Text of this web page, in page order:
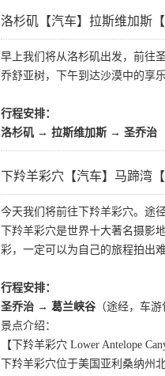
洛杉矶【汽车】拉斯维加斯
早上我们将从洛杉矶出发，前往
乔舒亚树，下午到达沙漠中的享
行程安排：
洛杉矶 → 拉斯维加斯 → 圣乔治
下羚羊彩穴【汽车】马蹄湾
今天我们将前往下羚羊彩穴。途
下羚羊彩穴是世界十大著名摄
彩，一定可以为自己的旅程拍出
行程安排：
圣乔治 → 葛兰峡谷 （途经，车
景点介绍：
【下羚羊彩穴 Lower Antelope
下羚羊彩穴位于美国亚利桑纳